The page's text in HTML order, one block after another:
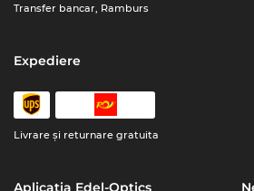
Transfer bancar, Ramburs
Expediere
Livrare şi returnare gratuita
Aplicația Edel-Optics